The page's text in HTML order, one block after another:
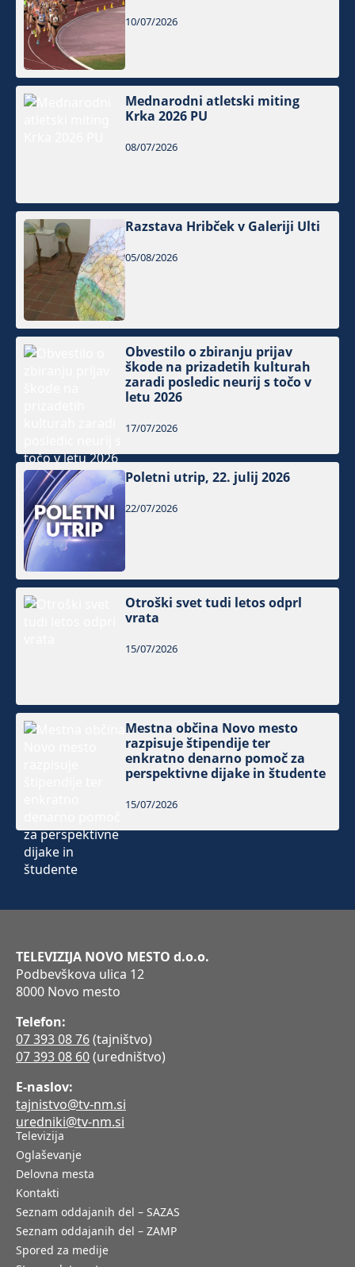
10/07/2026
Mednarodni atletski miting
Krka 2026 PU
08/07/2026
Razstava Hribček v Galeriji Ulti
05/08/2026
Obvestilo o zbiranju prijav
škode na prizadetih kulturah
zaradi posledic neurij s točo v
letu 2026
17/07/2026
Poletni utrip, 22. julij 2026
22/07/2026
Otroški svet tudi letos odprl
vrata
15/07/2026
Mestna občina Novo mesto
razpisuje štipendije ter
enkratno denarno pomoč za
perspektivne dijake in študente
15/07/2026
TELEVIZIJA NOVO MESTO d.o.o.
Podbevškova ulica 12
8000 Novo mesto
Telefon:
07 393 08 76(tajništvo)
07 393 08 60(uredništvo)
E-naslov:
tajnistvo@tv-nm.si
uredniki@tv-nm.si
Televizija
Oglaševanje
Delovna mesta
Kontakti
Seznam oddajanih del – SAZAS
Seznam oddajanih del – ZAMP
Spored za medije